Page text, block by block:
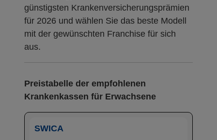
günstigsten Krankenversicherungsprämien
für 2026 und wählen Sie das beste Modell
mit der gewünschten Franchise für sich
aus.
Preistabelle der empfohlenen
Krankenkassen für Erwachsene
SWICA